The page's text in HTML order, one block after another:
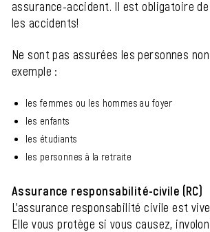
assurance-accident. Il est obligatoire
les accidents!
Ne sont pas assurées les personnes
exemple :
les femmes ou les hommes au foyer
les enfants
les étudiants
les personnes à la retraite
Assurance responsabilité-civile (RC)
L'assurance responsabilité civile est
Elle vous protège si vous causez,